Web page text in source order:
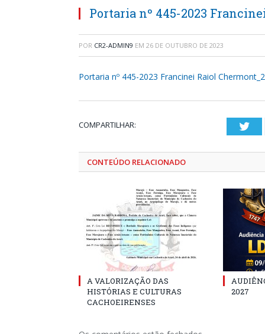
Portaria nº 445-2023
POR CR2-ADMIN9 EM 26 DE OUTUBRO DE 2023
Portaria nº 445-2023 Francinei Raiol
COMPARTILHAR:
CONTEÚDO RELACIONADO
A VALORIZAÇÃO DAS
HISTÓRIAS E CULTURAS
CACHOEIRENSES
2027